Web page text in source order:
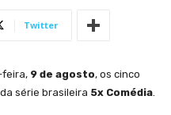
Twitter
feira, 9 de agosto, os cinco
série brasileira 5x Comédia.